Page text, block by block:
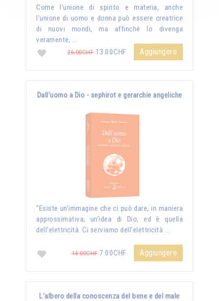
Come l'unione di spirito e materia, anche
l'unione di uomo e donna può essere creatrice
di nuovi mondi, ma affinché lo divenga
veramente, …
26.00CHF 13.00CHF Aggiungere
Dall'uomo a Dio - sephirot e gerarchie angeliche
“Esiste un’immagine che ci può dare, in maniera
approssimativa, un’idea di Dio, ed è quella
dell’elettricità. Ci serviamo dell’elettricità …
14.00CHF7.00CHF Aggiungere
L’albero della conoscenza del bene e del male